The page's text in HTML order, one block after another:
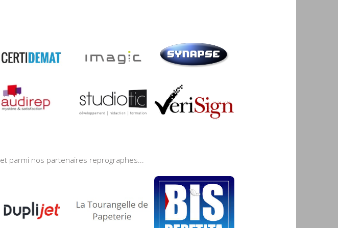
et parmi nos partenaires reprographes...